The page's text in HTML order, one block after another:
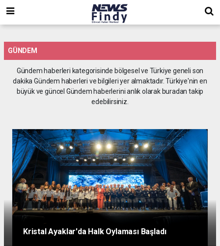
GÜNDEM
Gündem haberleri kategorisinde bölgesel ve Türkiye geneli son
dakika Gündem haberleri ve bilgileri yer almaktadır. Türkiye'nin en
büyük ve güncel Gündem haberlerini anlık olarak buradan takip
edebilirsiniz.
Kristal Ayaklar'da Halk Oylaması Başladı